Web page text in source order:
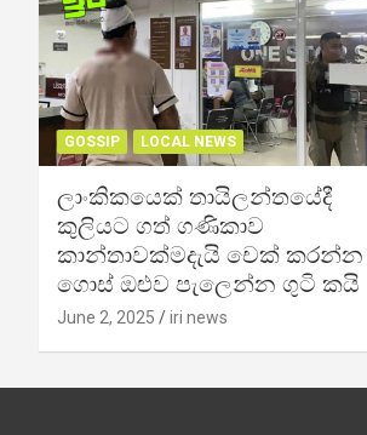
GOSSIP LOCAL NEWS
ලාංකිකයෙක් තායිලන්තයේදී
කුලියට ගත් ගණිකාව
කාන්තාවක්මදැයි චෙක් කරන්න
ගොස් ඔළුව පැලෙන්න ගුටි කයි
June 2, 2025 iri news